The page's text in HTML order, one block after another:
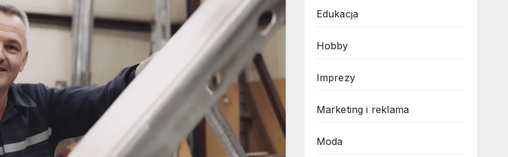
Edukacja
Hobby
Imprezy
Marketing i reklama
Moda